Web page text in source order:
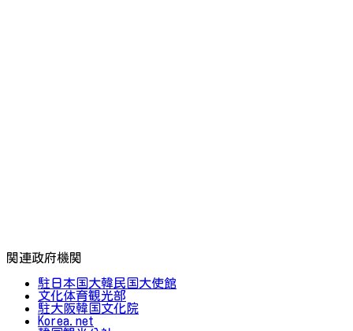
関連政府機関
駐日本国大韓民国大使館
文化体育観光部
駐大阪韓国文化院
Korea.net